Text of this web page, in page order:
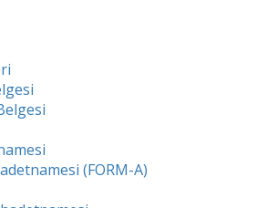
(FORM-A)